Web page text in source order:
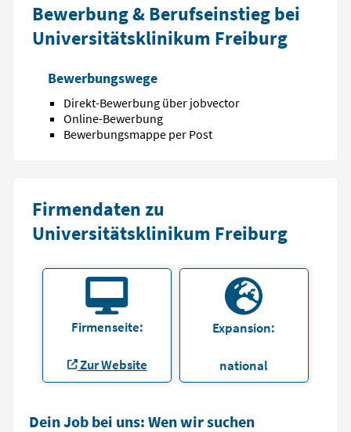
Bewerbung & Berufseinstieg bei
Universitätsklinikum Freiburg
Bewerbungswege
Direkt-Bewerbung über jobvector
Online-Bewerbung
Bewerbungsmappe per Post
Firmendaten zu
Universitätsklinikum Freiburg
Firmenseite:
Zur Website
Expansion:
national
Dein Job bei uns: Wen wir suchen